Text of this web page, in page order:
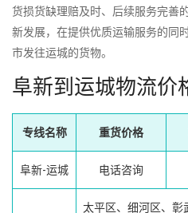
货损货缺理赔及时、后续服务完善
新发展，在提供优质运输服务的同
市发往运城的货物。
阜新到运城物流价
专线名称 重货价格
阜新-运城 电话咨询
太平区、细河区、彰